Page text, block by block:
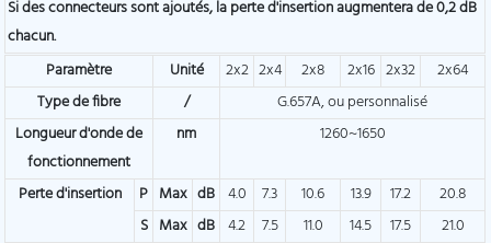
Si des connecteurs sont ajoutés, la perte d'insertion augmentera de 0,2 dB
chacun.
Paramètre
Unité 2x2 2x4 2x8 2x16 2x32
2x64
Type de fibre
/
G.657A, ou personnalisé
Longueur d'onde de
fonctionnement
nm 1260~1650
Perte d'insertion P Max dB 4.0 7.3 10.6 13.9 17.2
20.8
S Max dB 4.2 7.5 11.0 14.5 17.5
21.0